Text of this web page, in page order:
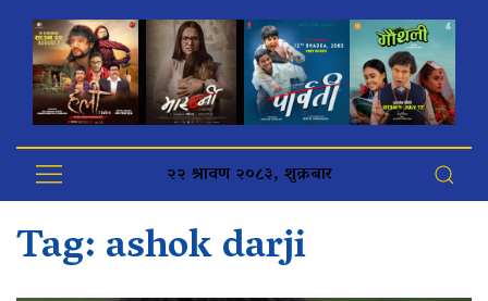
२२ श्रावण २०८३, शुक्रबार
Tag:ashok darji